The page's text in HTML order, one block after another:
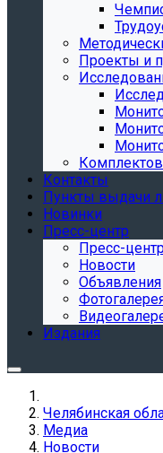
Проекты и
Контакты
Пункты выдачи
Новинки
Пресс-центр
Пресс-
Новости
Объявления
Издания
Челябинская
Медиа
Новости